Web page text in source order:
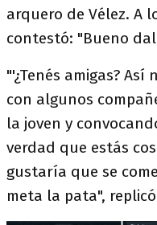
arquero de Vélez. A
contestó: "Bueno
"'¿Tenés amigas?
con algunos
la joven y
verdad que estás
gustaría que se
meta la pata",